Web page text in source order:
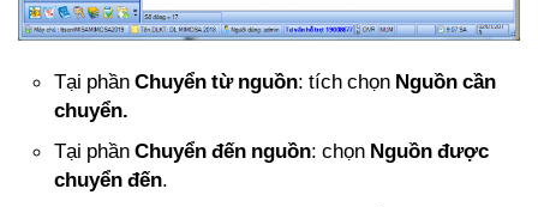
Tại phần Chuyển từ nguồn: tích chọn Nguồn cần
chuyển.
Tại phần Chuyển đến nguồn: chọn Nguồn được
chuyển đến.